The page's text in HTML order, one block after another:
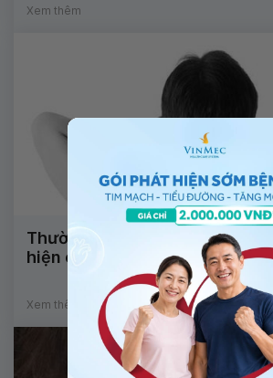
Xem thêm
Thường xuyên đau nhức vùng
hiện của bệnh gì?
Xem thêm